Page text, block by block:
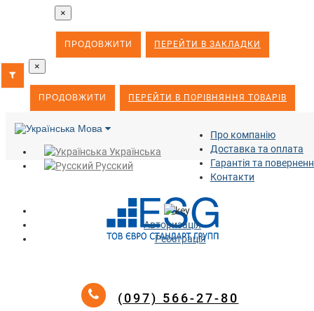
×
ПРОДОВЖИТИ ПЕРЕЙТИ В ЗАКЛАДКИ
×
ПРОДОВЖИТИ ПЕРЕЙТИ В ПОРІВНЯННЯ ТОВАРІВ
Мова
Українська
Русский
Про компанію
Доставка та оплата
Гарантія та
Контакти
Авторизація
Реєстрація
(097) 566-27-80